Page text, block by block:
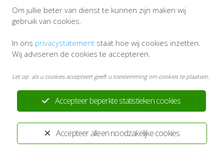
Accepteer alleen noodzakelijke cookies
Accepteer beperkte statistieken cookies
Om jullie beter van dienst te kunnen zijn maken wij
gebruik van cookies.
In ons privacystatement staat hoe wij cookies inzetten.
Wij adviseren de cookies te accepteren.
Let op: als u cookies accepteert geeft u toestemming om cookies te plaatsen.